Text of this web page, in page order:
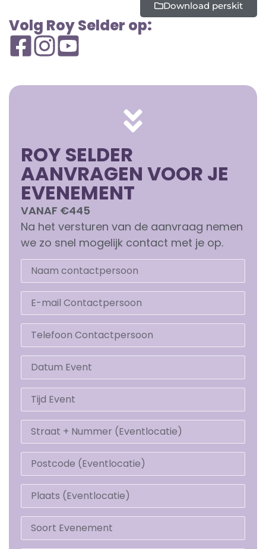
Download perskit
Volg Roy Selder op:
ROY SELDER
AANVRAGEN VOOR JE
EVENEMENT
VANAF €445
Na het versturen van de aanvraag nemen
we zo snel mogelijk contact met je op.